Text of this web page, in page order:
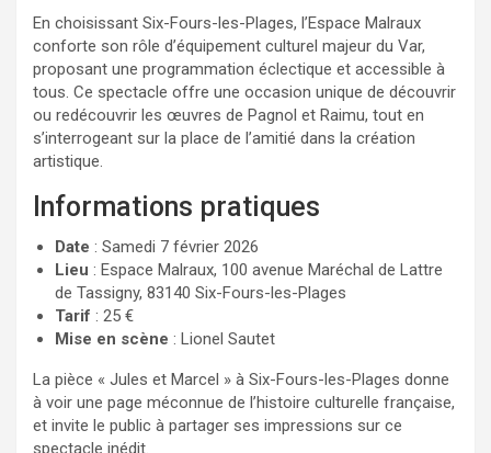
En choisissant Six-Fours-les-Plages, l’Espace Malraux
conforte son rôle d’équipement culturel majeur du Var,
proposant une programmation éclectique et accessible à
tous. Ce spectacle offre une occasion unique de découvrir
ou redécouvrir les œuvres de Pagnol et Raimu, tout en
s’interrogeant sur la place de l’amitié dans la création
artistique.
Informations pratiques
Date : Samedi 7 février 2026
Lieu : Espace Malraux, 100 avenue Maréchal de Lattre
de Tassigny, 83140 Six-Fours-les-Plages
Tarif : 25 €
Mise en scène : Lionel Sautet
La pièce « Jules et Marcel » à Six-Fours-les-Plages donne
à voir une page méconnue de l’histoire culturelle française,
et invite le public à partager ses impressions sur ce
spectacle inédit.